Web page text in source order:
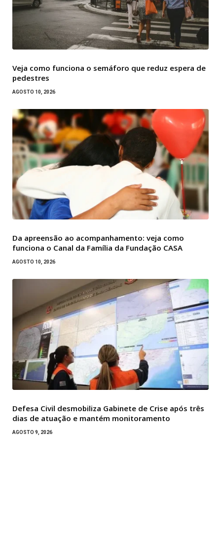
Veja como funciona o semáforo que reduz espera de
pedestres
AGOSTO 10, 2026
Da apreensão ao acompanhamento: veja como
funciona o Canal da Família da Fundação CASA
AGOSTO 10, 2026
Defesa Civil desmobiliza Gabinete de Crise após três
dias de atuação e mantém monitoramento
AGOSTO 9, 2026